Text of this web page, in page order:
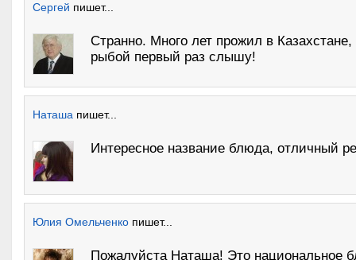
Сергей пишет...
Странно. Много лет прожил в Казахстане,
рыбой первый раз слышу!
Наташа пишет...
Интересное название блюда, отличный
Юлия Омельченко пишет...
Пожалуйста Наташа! Это национальное